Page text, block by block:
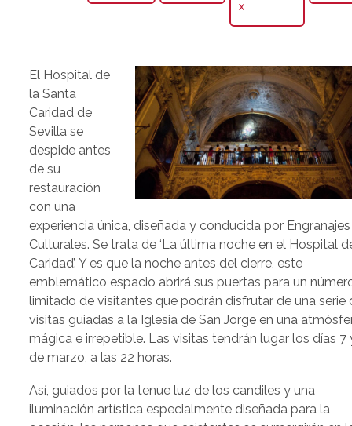
X
El Hospital de
la Santa
Caridad de
Sevilla se
despide antes
de su
restauración
con una
experiencia única, diseñada y conducida por Engranajes
Culturales. Se trata de ‘La última noche en el Hospital
Caridad’. Y es que la noche antes del cierre, este
emblemático espacio abrirá sus puertas para un
limitado de visitantes que podrán disfrutar de una serie
visitas guiadas a la Iglesia de San Jorge en una
mágica e irrepetible. Las visitas tendrán lugar los días 7
de marzo, a las 22 horas.
Así, guiados por la tenue luz de los candiles y una
iluminación artística especialmente diseñada para la